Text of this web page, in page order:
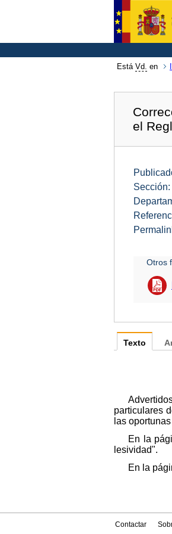
Está Vd. en
el
Sección:
Otros
Texto
particulares
las
En la
lesividad".
En la
Contactar